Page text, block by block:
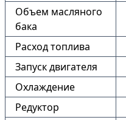
Объем масляного
бака
Расход топлива
Запуск двигателя
Охлаждение
Редуктор